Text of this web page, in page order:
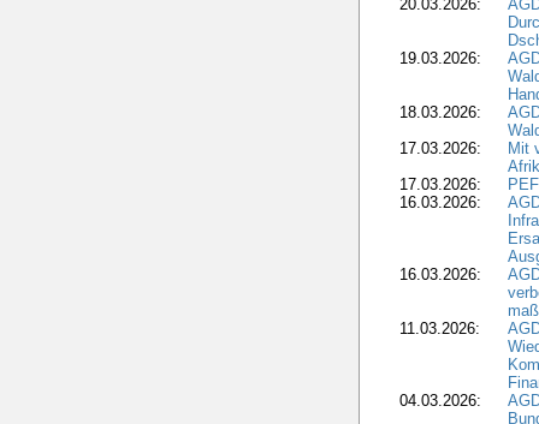
20.03.2026:
19.03.2026:
18.03.2026:
17.03.2026:
Mit
17.03.2026:
16.03.2026:
16.03.2026:
11.03.2026:
04.03.2026: